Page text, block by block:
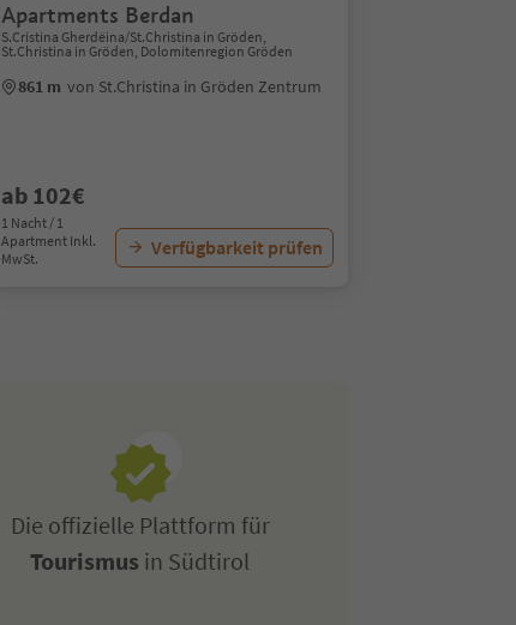
Apartments Berdan
S.Cristina Gherdëina/St.Christina in Gröden,
St.Christina in Gröden, Dolomitenregion Gröden
861 m von St.Christina in Gröden Zentrum
ab 102€
1 Nacht / 1
Apartment Inkl.
MwSt.
Verfügbarkeit prüfen
Die offizielle Plattform für
Tourismus in Südtirol